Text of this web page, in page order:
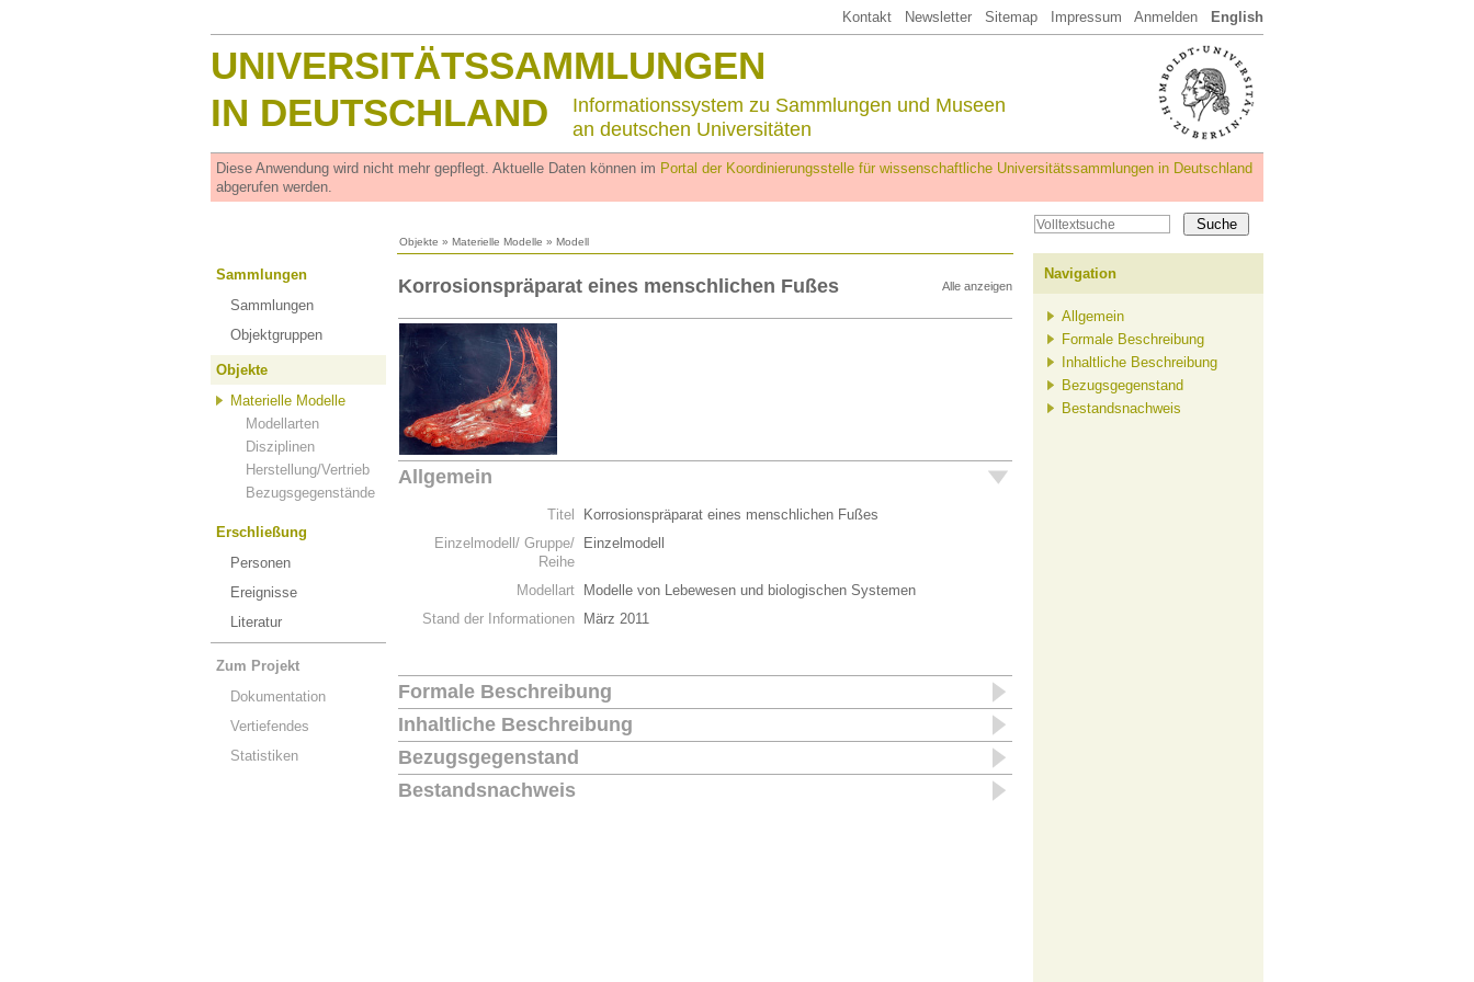
Kontakt Newsletter Sitemap Impressum Anmelden English
UNIVERSITÄTSSAMMLUNGEN
IN DEUTSCHLAND
Informationssystem zu Sammlungen und Museen
an deutschen Universitäten
Diese Anwendung wird nicht mehr gepflegt. Aktuelle Daten können im Portal der Koordinierungsstelle für wissenschaftliche Universitätssammlungen in Deutschland
abgerufen werden.
Objekte » Materielle Modelle » Modell
Sammlungen
Sammlungen
Objektgruppen
Objekte
Materielle Modelle
Modellarten
Disziplinen
Herstellung/Vertrieb
Bezugsgegenstände
Erschließung
Personen
Ereignisse
Literatur
Zum Projekt
Dokumentation
Vertiefendes
Statistiken
Alle anzeigen
Korrosionspräparat eines menschlichen Fußes
Allgemein
Titel
Korrosionspräparat eines menschlichen Fußes
Einzelmodell/ Gruppe/
Reihe
Einzelmodell
Modellart
Modelle von Lebewesen und biologischen Systemen
Stand der Informationen
März 2011
Formale Beschreibung
Inhaltliche Beschreibung
Bezugsgegenstand
Bestandsnachweis
Navigation
Allgemein
Formale Beschreibung
Inhaltliche Beschreibung
Bezugsgegenstand
Bestandsnachweis